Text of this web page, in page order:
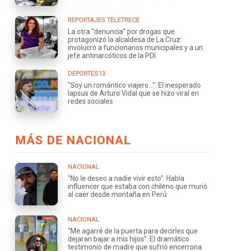
REPORTAJES TELETRECE
La otra “denuncia” por drogas que
protagonizó la alcaldesa de La Cruz:
involucró a funcionarios municipales y a un
jefe antinarcóticos de la PDI
DEPORTES13
"Soy un romántico viajero...": El inesperado
lapsus de Arturo Vidal que se hizo viral en
redes sociales
MÁS DE NACIONAL
NACIONAL
"No le deseo a nadie vivir esto": Habla
influencer que estaba con chileno que murió
al caer desde montaña en Perú
NACIONAL
"Me agarré de la puerta para decirles que
dejaran bajar a mis hijos": El dramático
testimonio de madre que sufrió encerrona